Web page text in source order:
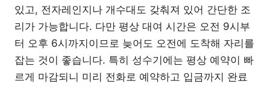
있고, 전자레인지나 개수대도 갖춰져 있어 간단한 조
리가 가능합니다. 다만 평상 대여 시간은 오전 9시부
터 오후 6시까지이므로 늦어도 오전에 도착해 자리를
잡는 것이 좋습니다. 특히 성수기에는 평상 예약이 빠
르게 마감되니 미리 전화로 예약하고 입금까지 완료